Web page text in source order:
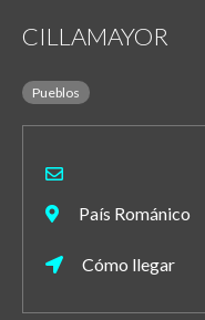
CILLAMAYOR
Pueblos
País Románico
Cómo llegar